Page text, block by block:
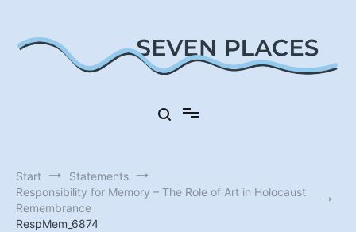
springen
Start
Statements
Responsibility for Memory – The Role of Art in Holocaust
Remembrance
RespMem_6874